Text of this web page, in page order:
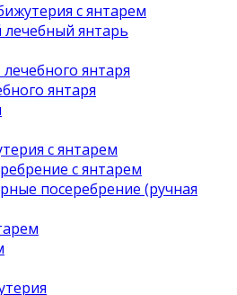
с янтарем
янтарь
янтаря
янтаря
с янтарем
с янтарем
посеребрение (ручная